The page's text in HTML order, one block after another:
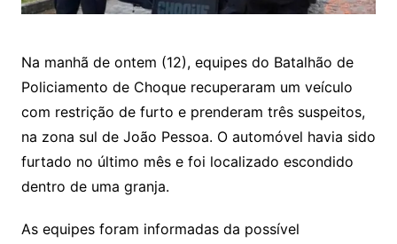
Na manhã de ontem (12), equipes do Batalhão de
Policiamento de Choque recuperaram um veículo
com restrição de furto e prenderam três suspeitos,
na zona sul de João Pessoa. O automóvel havia sido
furtado no último mês e foi localizado escondido
dentro de uma granja.
As equipes foram informadas da possível